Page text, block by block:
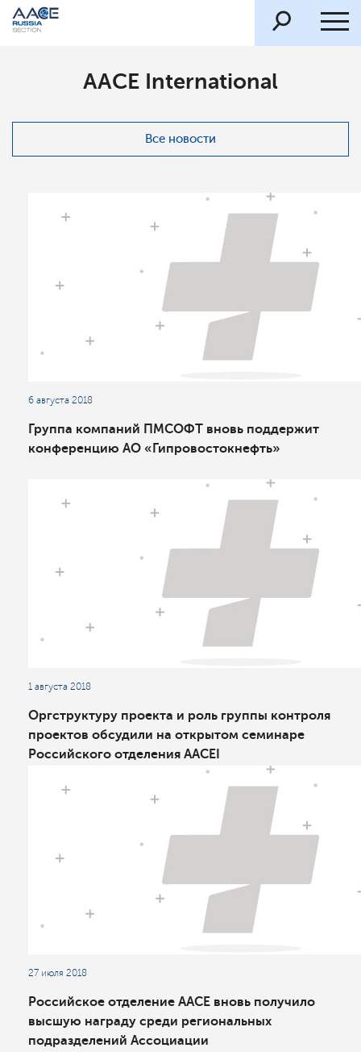
AACE International
Все новости
6 августа 2018
Группа компаний ПМСОФТ вновь поддержит
конференцию АО «Гипровостокнефть»
1 августа 2018
Оргструктуру проекта и роль группы контроля
проектов обсудили на открытом семинаре
Российского отделения AACEI
27 июля 2018
Российское отделение AACE вновь получило
высшую награду среди региональных
подразделений Ассоциации